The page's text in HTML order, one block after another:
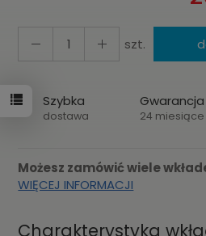
szt.
Szybka
dostawa
Gwarancja
24 miesiące
Możesz zamówić wiele
WIĘCEJ INFORMACJI
Charakterystyka